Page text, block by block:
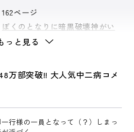
162ページ
ぼくのとなりに暗黒破壊神がい
ます。
っと見る
万部突破!! 大人気中二病コメ
行様の一員となって（？）しまっ